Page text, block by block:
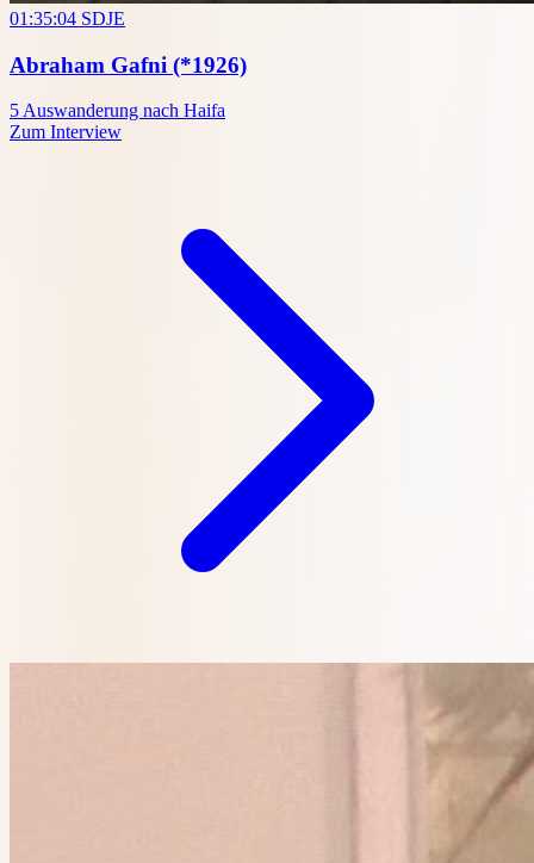
01:35:04 SDJE
Abraham Gafni (*1926)
5 Auswanderung nach Haifa
Zum Interview